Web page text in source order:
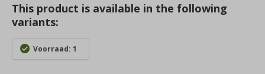
This product is available in the following
variants:
Voorraad: 1